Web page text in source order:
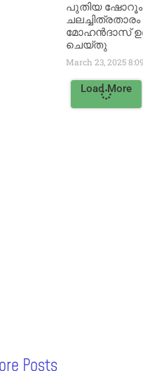
പുതിയ
ചലച്ചിത്രതാരം
മോഹൻദാസ്
ചെയ്‌തു
March 23, 2025
Load More